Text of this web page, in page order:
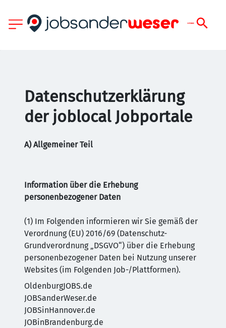
Datenschutzerklärung
der joblocal Jobportale
A) Allgemeiner Teil
Information über die Erhebung
personenbezogener Daten
(1) Im Folgenden informieren wir Sie gemäß der
Verordnung (EU) 2016/69 (Datenschutz-
Grundverordnung „DSGVO“) über die Erhebung
personenbezogener Daten bei Nutzung unserer
Websites (im Folgenden Job-/Plattformen).
OldenburgJOBS.de
JOBSanderWeser.de
JOBSinHannover.de
JOBinBrandenburg.de